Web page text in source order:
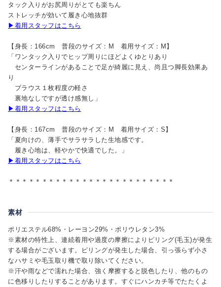
タック入りがお尻周りがとても楽ちん
ストレッチが効いて履き心地抜群
▶着用スタッフはこちら
【身長：166cm 普段のサイズ：M 着用サイズ：M】
「ワンタック入りでヒップ周りにほどよくゆとりあり
センターラインがあることで足が綺麗に見え、尚且つ脚長効果あ
り
ブラウス１枚程度の軽さ
裏地なしですが透け感無し」
▶着用スタッフはこちら
【身長：167cm 普段のサイズ：M 着用サイズ：S】
「夏向けの、薄手でサラサラした生地感です。
履き心地は、軽やかで快適でした。」
▶着用スタッフはこちら
＊＊＊＊＊＊＊＊＊＊＊＊＊＊＊＊＊＊＊＊＊＊＊＊＊
素材
ポリエステル68%・レーヨン29%・ポリウレタン3%
※素材の特性上、連続着用や過度の摩擦によりピリング(毛玉)が発生
する場合がございます。ピリングが発生した場合、引っ張らず小さ
なハサミや毛玉取り機で取り除いてください。
※汗や雨などで濡れた場合、強く摩擦すると脱色したり、他のもの
に色移りしたりすることがあります。すぐにハンカチ等でたたくよ